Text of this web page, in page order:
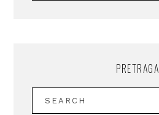
PRETRAGA